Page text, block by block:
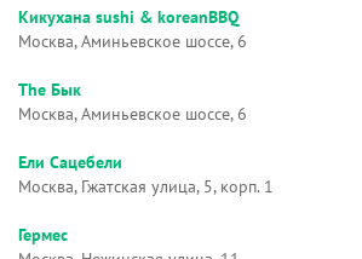
Кикухана sushi & koreanBBQ
Москва, Аминьевское шоссе, 6
The Бык
Москва, Аминьевское шоссе, 6
Ели Сацебели
Москва, Гжатская улица, 5, корп. 1
Гермес